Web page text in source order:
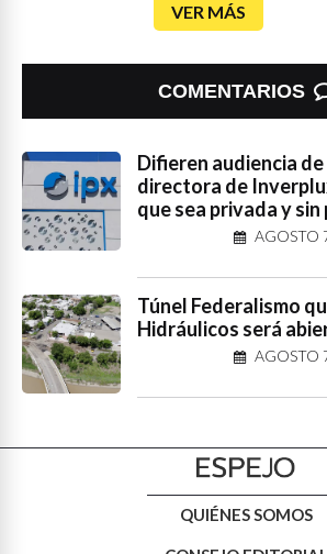
VER MÁS
COMENTARIOS
Difieren audiencia
directora de
que sea privada y sin
AGOSTO
Túnel Federalismo
Hidráulicos será
AGOSTO
QUIÉNES SOMOS